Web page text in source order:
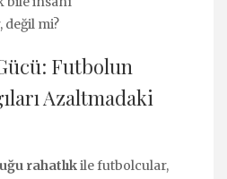
değil mi?
Futbolun
Azaltmadaki
rahatlıkile futbolcular,